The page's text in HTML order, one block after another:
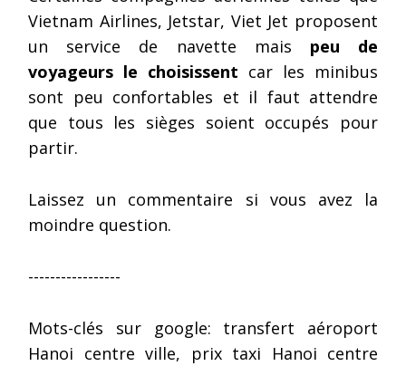
Vietnam Airlines, Jetstar, Viet Jet proposent
un service de navette mais peu de
voyageurs le choisissent car les minibus
sont peu confortables et il faut attendre
que tous les sièges soient occupés pour
partir.
Laissez un commentaire si vous avez la
moindre question.
-----------------
Mots-clés sur google: transfert aéroport
Hanoi centre ville, prix taxi Hanoi centre